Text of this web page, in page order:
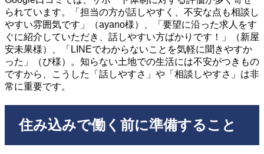
られています。「担当の方が話しやすく、不安な点も相談し
やすい雰囲気です」（ayano様）、「要望に沿った求人をす
ぐに紹介していただき、話しやすい方ばかりです！」（新屋
安未果様）、「LINEでわからないことを気軽に聞きやすか
った」（ぴ様）。知らない土地での生活には不安がつきもの
ですから、こうした「話しやすさ」や「相談しやすさ」は非
常に重要です。
住み込みで働く前に準備すること